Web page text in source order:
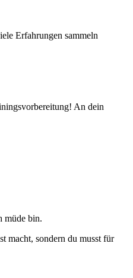
Erfahrungen sammeln
An dein
müde bin.
macht, sondern du musst für